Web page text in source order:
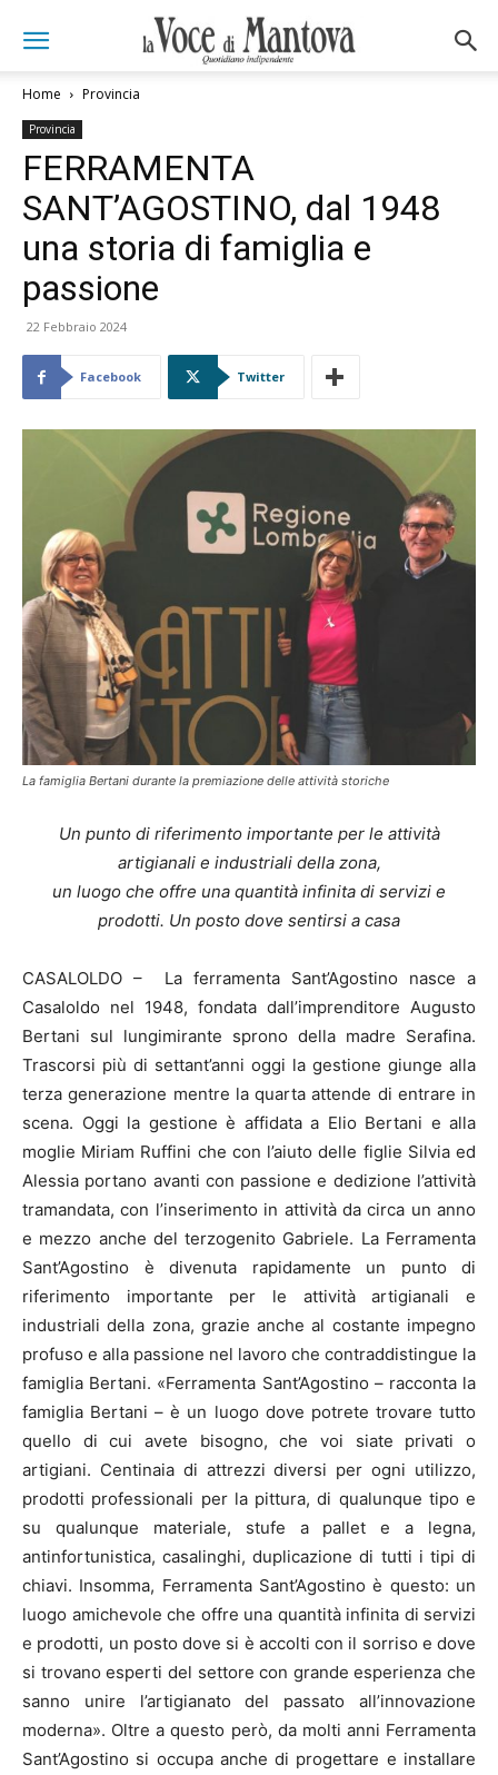
Home Provincia
Provincia
FERRAMENTA
SANT’AGOSTINO, dal 1948
una storia di famiglia e
passione
22 Febbraio 2024
Facebook Twitter
La famiglia Bertani durante la premiazione delle attività storiche
Un punto di riferimento importante per le attività
artigianali e industriali della zona,
un luogo che offre una quantità infinita di servizi e
prodotti. Un posto dove sentirsi a casa
CASALOLDO – La ferramenta Sant’Agostino nasce a
Casaloldo nel 1948, fondata dall’imprenditore Augusto
Bertani sul lungimirante sprono della madre Serafina.
Trascorsi più di settant’anni oggi la gestione giunge alla
terza generazione mentre la quarta attende di entrare in
scena. Oggi la gestione è affidata a Elio Bertani e alla
moglie Miriam Ruffini che con l’aiuto delle figlie Silvia ed
Alessia portano avanti con passione e dedizione l’attività
tramandata, con l’inserimento in attività da circa un anno
e mezzo anche del terzogenito Gabriele. La Ferramenta
Sant’Agostino è divenuta rapidamente un punto di
riferimento importante per le attività artigianali e
industriali della zona, grazie anche al costante impegno
profuso e alla passione nel lavoro che contraddistingue la
famiglia Bertani. «Ferramenta Sant’Agostino – racconta la
famiglia Bertani – è un luogo dove potrete trovare tutto
quello di cui avete bisogno, che voi siate privati o
artigiani. Centinaia di attrezzi diversi per ogni utilizzo,
prodotti professionali per la pittura, di qualunque tipo e
su qualunque materiale, stufe a pallet e a legna,
antinfortunistica, casalinghi, duplicazione di tutti i tipi di
chiavi. Insomma, Ferramenta Sant’Agostino è questo: un
luogo amichevole che offre una quantità infinita di servizi
e prodotti, un posto dove si è accolti con il sorriso e dove
si trovano esperti del settore con grande esperienza che
sanno unire l’artigianato del passato all’innovazione
moderna». Oltre a questo però, da molti anni Ferramenta
Sant’Agostino si occupa anche di progettare e installare